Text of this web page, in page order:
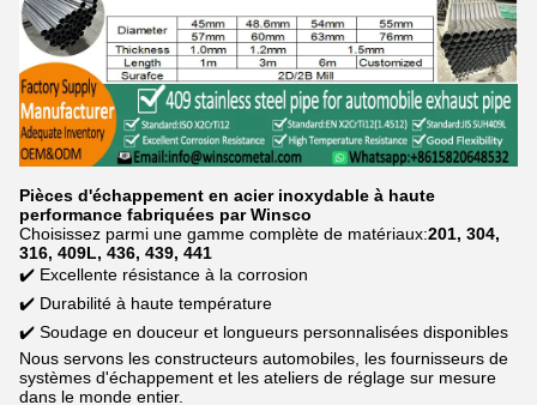
Pièces d'échappement en acier inoxydable à haute
performance fabriquées par Winsco
Choisissez parmi une gamme complète de matériaux:201, 304,
316, 409L, 436, 439, 441
✔️ Excellente résistance à la corrosion
✔️ Durabilité à haute température
✔️ Soudage en douceur et longueurs personnalisées disponibles
Nous servons les constructeurs automobiles, les fournisseurs de
systèmes d'échappement et les ateliers de réglage sur mesure
dans le monde entier.